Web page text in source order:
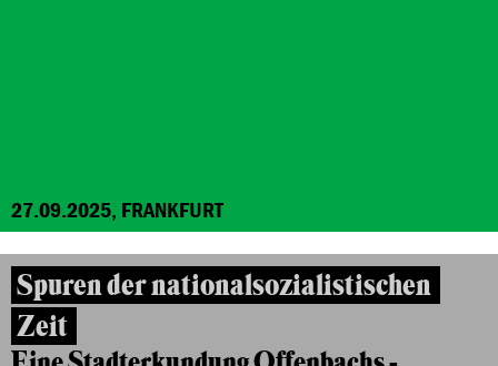
27.09.2025, FRANKFURT
Spuren der nationalsozialistischen
Zeit